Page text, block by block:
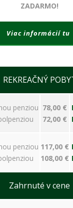
ZADARMO!
Viac informácií tu
REKREAČNÝ
penziou 78,00 €
72,00 €
penziou 117,00 €
108,00 €
Zahrnuté v cene
stránka
nám
našu